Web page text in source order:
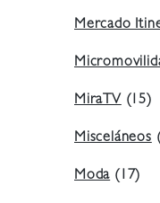
Mercado
MiraTV(15)
Misceláneos
Moda(17)